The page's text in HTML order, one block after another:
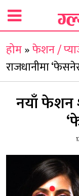
होम»फेशन /
राजधानीमा
नयाँ फेशन